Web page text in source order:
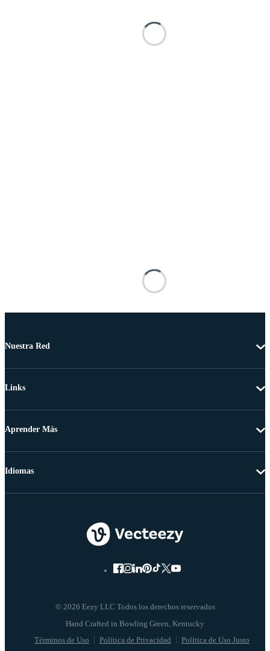
Nuestra Red
Links
Aprender Más
© 2026 Eezy LLC Todos los derechos reservados
Términos de Uso Política de Privacidad Política de Uso Justo
Idiomas